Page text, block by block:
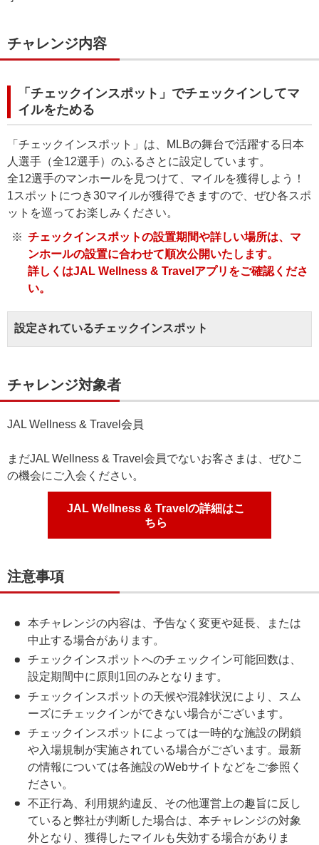
チャレンジ内容
「チェックインスポット」でチェックインしてマ
イルをためる
「チェックインスポット」は、MLBの舞台で活躍する日本
人選手（全12選手）のふるさとに設定しています。
全12選手のマンホールを見つけて、マイルを獲得しよう！
1スポットにつき30マイルが獲得できますので、ぜひ各スポ
ットを巡ってお楽しみください。
チェックインスポットの設置期間や詳しい場所は、マ
ンホールの設置に合わせて順次公開いたします。
詳しくはJAL Wellness & Travelアプリをご確認くださ
い。
設定されているチェックインスポット
チャレンジ対象者
JAL Wellness & Travel会員
まだJAL Wellness & Travel会員でないお客さまは、ぜひこ
の機会にご入会ください。
JAL Wellness & Travelの詳細はこ
ちら
注意事項
本チャレンジの内容は、予告なく変更や延長、または
中止する場合があります。
チェックインスポットへのチェックイン可能回数は、
設定期間中に原則1回のみとなります。
チェックインスポットの天候や混雑状況により、スム
ーズにチェックインができない場合がございます。
チェックインスポットによっては一時的な施設の閉鎖
や入場規制が実施されている場合がございます。最新
の情報については各施設のWebサイトなどをご参照く
ださい。
不正行為、利用規約違反、その他運営上の趣旨に反し
ていると弊社が判断した場合は、本チャレンジの対象
外となり、獲得したマイルも失効する場合がありま